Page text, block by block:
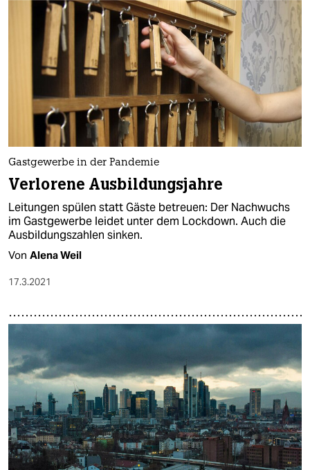
Gastgewerbe in der Pandemie
Verlorene Ausbildungsjahre
Leitungen spülen statt Gäste betreuen: Der Nachwuchs
im Gastgewerbe leidet unter dem Lockdown. Auch die
Ausbildungszahlen sinken.
Von Alena Weil
17.3.2021